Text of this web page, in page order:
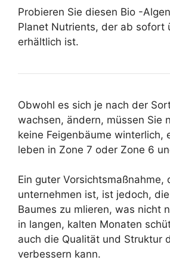
Probieren Sie diesen Bio -
Planet Nutrients, der ab sofort
erhältlich ist.
Obwohl es sich je nach der
wachsen, ändern, müssen Sie
keine Feigenbäume winterlich,
leben in Zone 7 oder Zone 6
Ein guter Vorsichtsmaßnahme,
unternehmen ist, ist jedoch,
Baumes zu mlieren, was nicht
in langen, kalten Monaten
auch die Qualität und Struktur
verbessern kann.